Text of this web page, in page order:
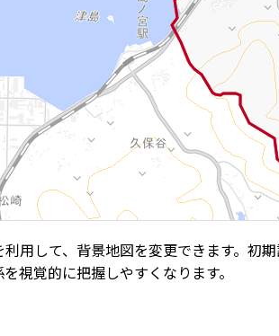
用して、背景地図を変更できます。
視覚的に把握しやすくなります。